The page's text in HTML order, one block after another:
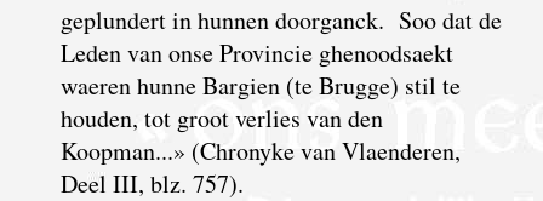
geplundert in hunnen doorganck. Soo dat de
Leden van onse Provincie ghenoodsaekt
waeren hunne Bargien (te Brugge) stil te
houden, tot groot verlies van den
Koopman...» (Chronyke van Vlaenderen,
Deel III, blz. 757).